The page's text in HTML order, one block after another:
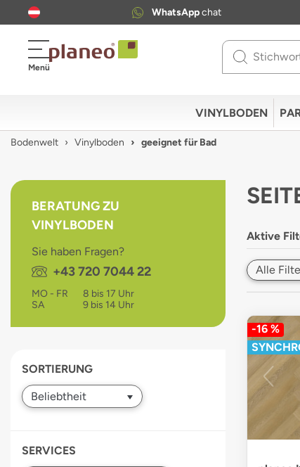
WhatsAppchat
Menü
Use
down
Press
selected
search
Touch
devices
users
can
touch
gestures.
VINYLBODEN
Bodenwelt Vinylboden geeignet für Bad
BERATUNG ZU
VINYLBODEN
Sie haben Fragen?
Telefon:
+43 720 7044 22
MO - FR
8 bis 17 Uhr
SA
9 bis 14 Uhr
SORTIERUNG
SERVICES
Aktive
Alle
-16 %